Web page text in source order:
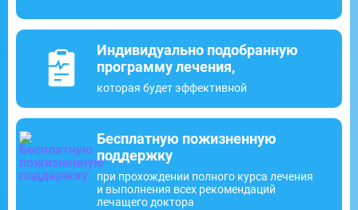
Индивидуально подобранную
программу лечения,
которая будет эффективной
Бесплатную пожизненную
поддержку
при прохождении полного курса лечения
и выполнения всех рекомендаций
лечащего доктора